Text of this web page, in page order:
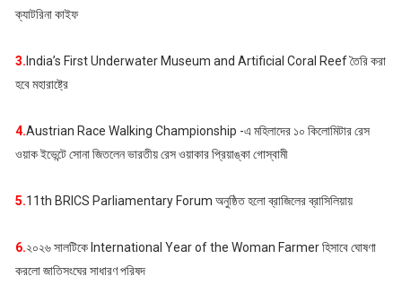
ক্যাটরিনা কাইফ
3. India’s First Underwater Museum and Artificial Coral Reef তৈরি করা
হবে মহারাষ্ট্রে
4.Austrian Race Walking Championship -এ মহিলাদের ১০ কিলোমিটার রেস
ওয়াক ইভেন্টে সোনা জিতলেন ভারতীয় রেস ওয়াকার প্রিয়াঙ্কা গোস্বামী
5.11th BRICS Parliamentary Forum অনুষ্ঠিত হলো ব্রাজিলের ব্রাসিলিয়ায়
6.২০২৬ সালটিকে International Year of the Woman Farmer হিসাবে ঘোষণা
করলো জাতিসংঘের সাধারণ পরিষদ